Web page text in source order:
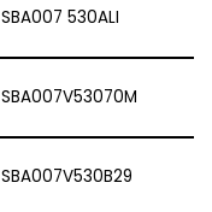
SBA007 530ALI
SBA007V53070M
SBA007V530B29